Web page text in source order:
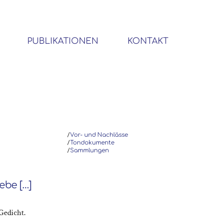
PUBLIKATIONEN KONTAKT
/Vor- und Nachlässe
/Tondokumente
/Sammlungen
[…]